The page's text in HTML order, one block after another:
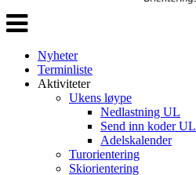
Veksle
navigasjon
Nyheter
Terminliste
Aktiviteter
Ukens løype
Nedlastning UL
Send inn koder UL
Adelskalender
Turorientering
Skiorientering